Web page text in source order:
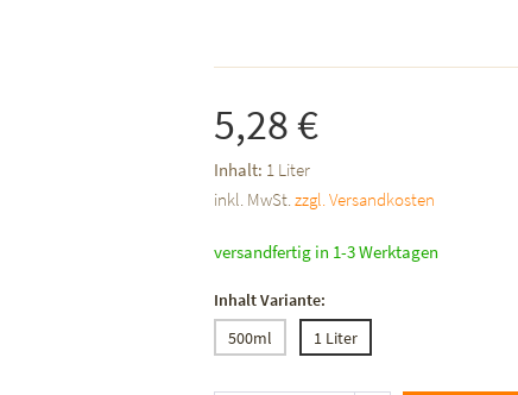
5,28 €
Inhalt: 1 Liter
inkl. MwSt.zzgl. Versandkosten
versandfertig in 1-3 Werktagen
Inhalt Variante:
500ml
1 Liter